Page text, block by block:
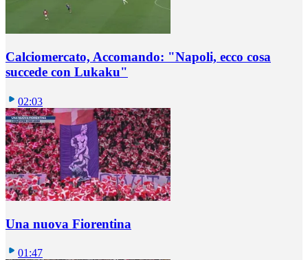
Calciomercato, Accomando: "Napoli, ecco cosa
succede con Lukaku"
02:03
Una nuova Fiorentina
01:47